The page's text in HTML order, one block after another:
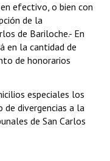
efectivo, o bien con
de la
de Bariloche.- En
en la cantidad de
de honorarios
especiales los
de divergencias a la
de San Carlos